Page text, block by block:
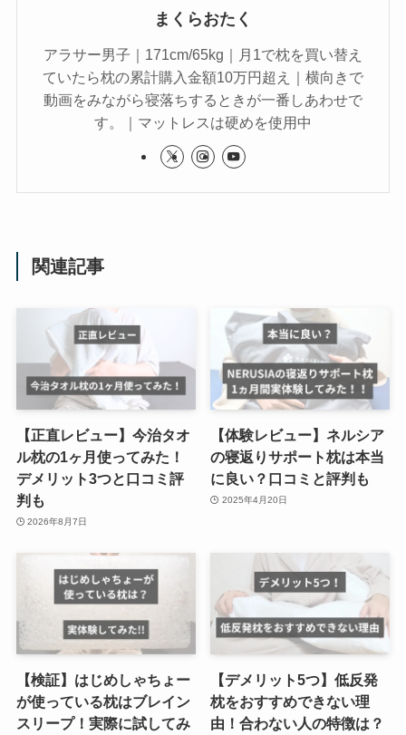
まくらおたく
アラサー男子｜171cm/65kg｜月1で枕を買い替え
ていたら枕の累計購入金額10万円超え｜横向きで
動画をみながら寝落ちするときが一番しあわせで
す。｜マットレスは硬めを使用中
関連記事
【正直レビュー】今治タオ
ル枕の1ヶ月使ってみた！
デメリット3つと口コミ評
判も
2026年8月7日
【体験レビュー】ネルシア
の寝返りサポート枕は本当
に良い？口コミと評判も
2025年4月20日
【検証】はじめしゃちょー
が使っている枕はブレイン
スリープ！実際に試してみ
【デメリット5つ】低反発
枕をおすすめできない理
由！合わない人の特徴は？